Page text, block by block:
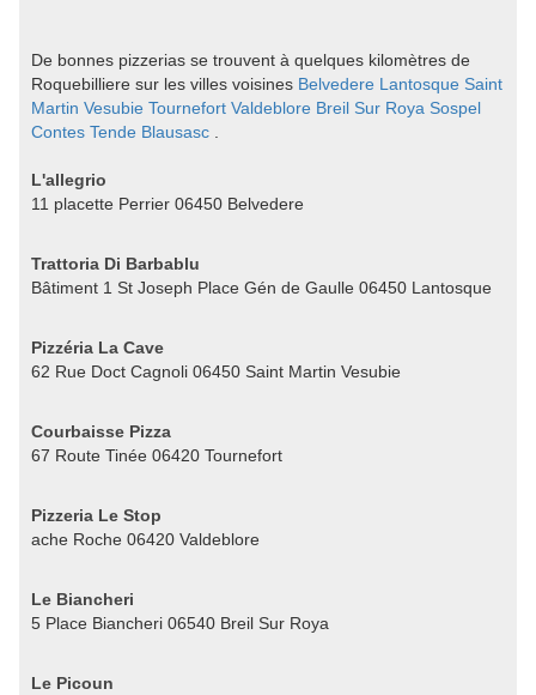
De bonnes pizzerias se trouvent à quelques kilomètres de
Roquebilliere sur les villes voisines Belvedere Lantosque Saint
Martin Vesubie Tournefort Valdeblore Breil Sur Roya Sospel
Contes Tende Blausasc
L'allegrio
11 placette Perrier 06450 Belvedere
Trattoria Di Barbablu
Bâtiment 1 St Joseph Place Gén de Gaulle 06450 Lantosque
Pizzéria La Cave
62 Rue Doct Cagnoli 06450 Saint Martin Vesubie
Courbaisse Pizza
67 Route Tinée 06420 Tournefort
Pizzeria Le Stop
ache Roche 06420 Valdeblore
Le Biancheri
5 Place Biancheri 06540 Breil Sur Roya
Le Picoun